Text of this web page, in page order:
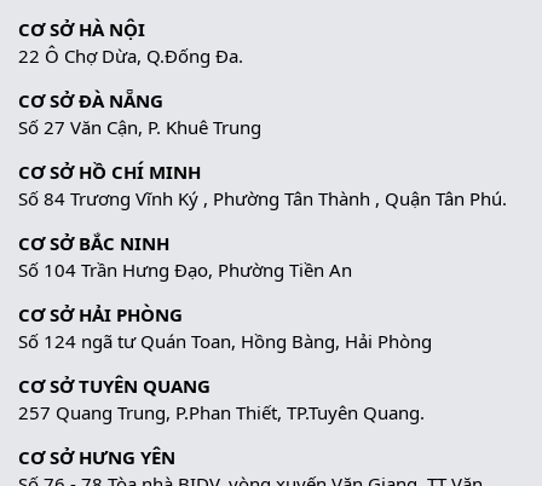
CƠ SỞ HÀ NỘI
22 Ô Chợ Dừa, Q.Đống Đa.
CƠ SỞ ĐÀ NẴNG
Số 27 Văn Cận, P. Khuê Trung
CƠ SỞ HỒ CHÍ MINH
Số 84 Trương Vĩnh Ký , Phường Tân Thành , Quận Tân Phú.
CƠ SỞ BẮC NINH
Số 104 Trần Hưng Đạo, Phường Tiền An
CƠ SỞ HẢI PHÒNG
Số 124 ngã tư Quán Toan, Hồng Bàng, Hải Phòng
CƠ SỞ TUYÊN QUANG
257 Quang Trung, P.Phan Thiết, TP.Tuyên Quang.
CƠ SỞ HƯNG YÊN